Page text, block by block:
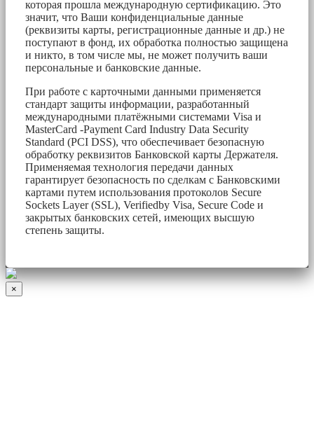
которая прошла международную сертификацию. Это
значит, что Ваши конфиденциальные данные
(реквизиты карты, регистрационные данные и др.) не
поступают в фонд, их обработка полностью защищена
и никто, в том числе мы, не может получить ваши
персональные и банковские данные.
При работе с карточными данными применяется
стандарт защиты информации, разработанный
международными платёжными системами Visa и
MasterCard -Payment Card Industry Data Security
Standard (PCI DSS), что обеспечивает безопасную
обработку реквизитов Банковской карты Держателя.
Применяемая технология передачи данных
гарантирует безопасность по сделкам с Банковскими
картами путем использования протоколов Secure
Sockets Layer (SSL), Verifiedby Visa, Secure Code и
закрытых банковских сетей, имеющих высшую
степень защиты.
×